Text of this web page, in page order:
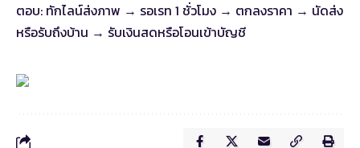
ตอบ: ทักไลน์ส่งภาพ → รอเรท 1 ชั่วโมง → ตกลงราคา → นัดส่ง
หรือรับถึงบ้าน → รับเงินสดหรือโอนเข้าบัญชี